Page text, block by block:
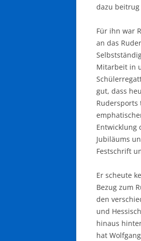
dazu beitrug
Für ihn war
an das
Mitarbeit in
gut, dass
Rudersports
Entwicklung
Jubiläums
Festschrift
Er scheute
Bezug zum
den
und
hinaus
hat